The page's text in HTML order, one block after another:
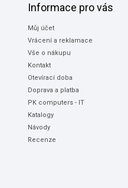
Informace pro vás
Můj účet
Vrácení a reklamace
Vše o nákupu
Kontakt
Otevírací doba
Doprava a platba
PK computers - IT
Katalogy
Návody
Recenze